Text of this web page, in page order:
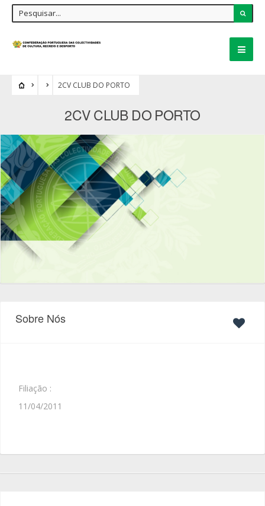
2CV CLUB DO PORTO
2CV CLUB DO PORTO
Sobre Nós
Filiação :
11/04/2011